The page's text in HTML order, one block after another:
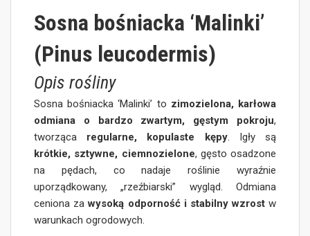
Sosna bośniacka ‘Malinki’
(Pinus leucodermis)
Opis rośliny
Sosna bośniacka ‘Malinki’ to zimozielona, karłowa
odmiana o bardzo zwartym, gęstym pokroju,
tworząca regularne, kopulaste kępy. Igły są
krótkie, sztywne, ciemnozielone, gęsto osadzone
na pędach, co nadaje roślinie wyraźnie
uporządkowany, „rzeźbiarski” wygląd. Odmiana
ceniona zawysoką odporność i stabilny wzrostw
warunkach ogrodowych.